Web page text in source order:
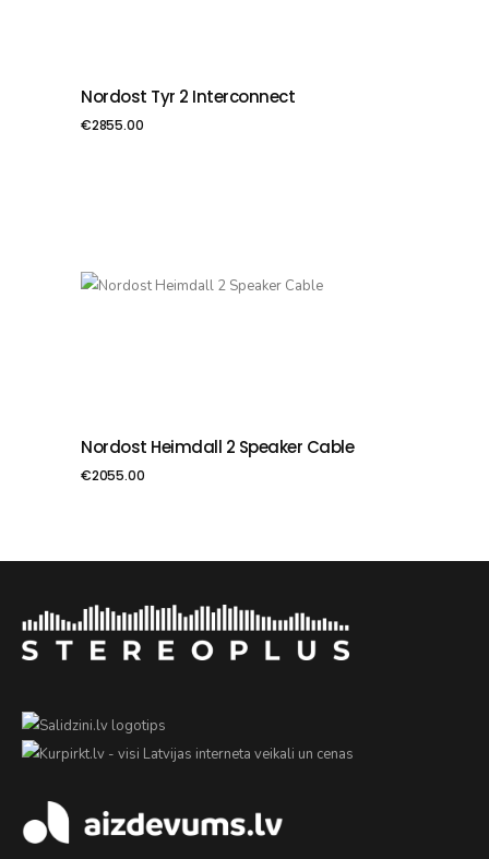
PIEVIENOT GROZAM
Nordost Tyr 2 Interconnect
€2855.00
PIEVIENOT GROZAM
Nordost Heimdall 2 Speaker Cable
€2055.00